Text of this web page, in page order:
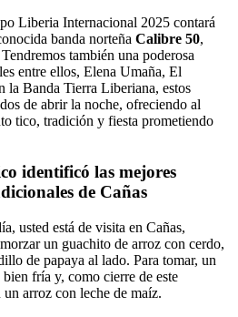
Liberia Internacional 2025 contará
banda norteña Calibre 50,
también una poderosa
entre ellos, Elena Umaña, El
la Banda Tierra Liberiana, estos
de abrir la noche, ofreciendo al
tico, tradición y fiesta prometiendo
identificó las mejores
de Cañas
usted está de visita en Cañas,
un guachito de arroz con cerdo,
de papaya al lado. Para tomar, un
fría y, como cierre de este
arroz con leche de maíz.